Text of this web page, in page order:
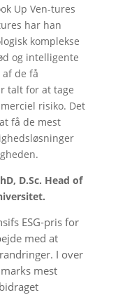
Up Ven-tures
har han
komplekse
og intelligente
de få
talt for at tage
risiko. Det
få de mest
D.Sc. Head of
ESG-pris for
med at
I over
mest